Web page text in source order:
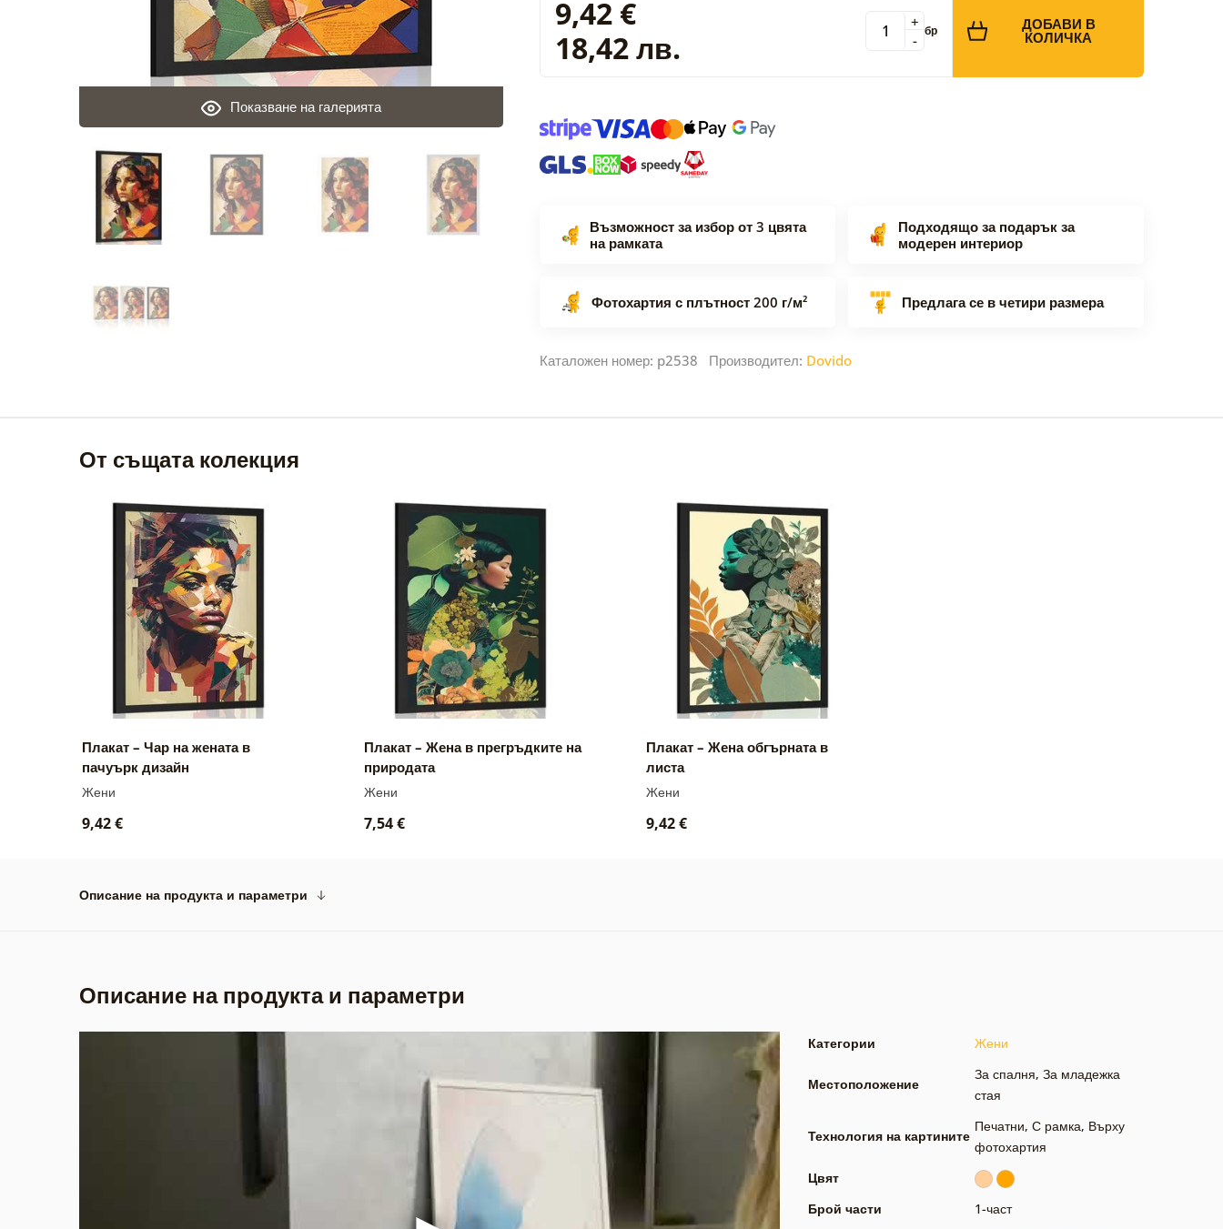
Показване на галерията
9,42 €
18,42 лв.
-
+ бр ДОБАВИ В
КОЛИЧКА
Възможност за избор от 3 цвята
на рамката
Подходящо за подарък за
модерен интериор
Фотохартия с плътност 200 г/м² Предлага се в четири размера
Каталожен номер: p2538 Производител: Dovido
От същата колекция
Плакат – Чар на жената в
пачуърк дизайн
Жени
9,42 €
Плакат – Жена в прегръдките на
природата
Жени
7,54 €
Плакат – Жена обгърната в
листа
Жени
9,42 €
Описание на продукта и параметри
Описание на продукта и параметри
Категории Жени
Местоположение
За спалня, За младежка
стая
Технология на картините
Печатни, С рамка, Върху
фотохартия
Цвят
Брой части
1-част